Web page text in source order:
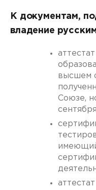
К документам,
владение
высшем
Союзе,